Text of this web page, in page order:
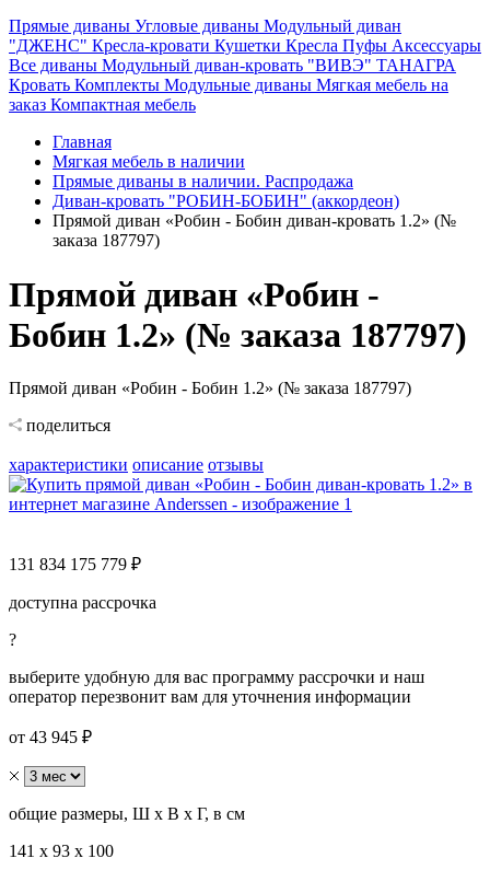
Прямые диваны Угловые диваны Модульный диван
"ДЖЕНС" Кресла-кровати Кушетки Кресла Пуфы Аксессуары
Все диваны Модульный диван-кровать "ВИВЭ" ТАНАГРА
Кровать Комплекты Модульные диваны Мягкая мебель на
заказ Компактная мебель
Главная
Мягкая мебель в наличии
Прямые диваны в наличии. Распродажа
Диван-кровать "РОБИН-БОБИН" (аккордеон)
Прямой диван «Робин - Бобин диван-кровать 1.2» (№
заказа 187797)
Прямой диван «Робин -
Бобин 1.2» (№ заказа 187797)
Прямой диван «Робин - Бобин 1.2» (№ заказа 187797)
поделиться
характеристики описание отзывы
131 834 175 779 ₽
доступна рассрочка
?
выберите удобную для вас программу рассрочки и наш
оператор перезвонит вам для уточнения информации
от 43 945 ₽
общие размеры, Ш х В х Г, в см
141 х 93 х 100